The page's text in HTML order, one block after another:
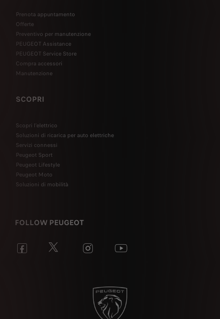
Prenota appuntamento
Offerte
Preventivo per manutenzione
PEUGEOT Assistance
PEUGEOT Service Store
Compra accessori
Manutenzione
SCOPRI
Scopri l’elettrico
Soluzioni di ricarica per auto elettriche
Servizi connessi
Peugeot Sport
Peugeot Lifestyle
Peugeot Moto
Soluzioni di mobilità
FOLLOW PEUGEOT